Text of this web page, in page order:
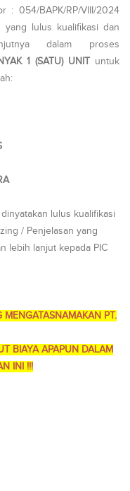
: 054/BAPK/RP/VIII/2024
yang lulus kualifikasi dan
dalam proses
1 (SATU) UNIT untuk
lulus kualifikasi
/ Penjelasan yang
lebih lanjut kepada PIC
MENGATASNAMAKAN PT.
BIAYA APAPUN DALAM
INI !!!